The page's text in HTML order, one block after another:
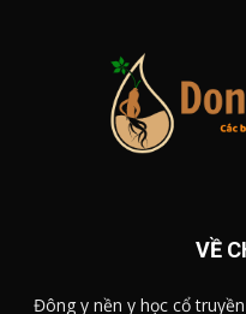
VỀ
Đông y nền y học cổ